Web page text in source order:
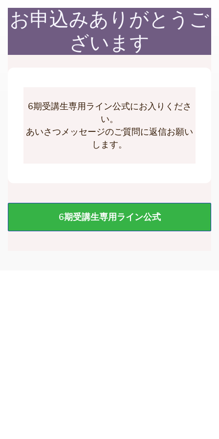
お申込みありがとうご
ざいます
6期受講生専用ライン公式にお入りくださ
い。
あいさつメッセージのご質問に返信お願い
します。
6期受講生専用ライン公式